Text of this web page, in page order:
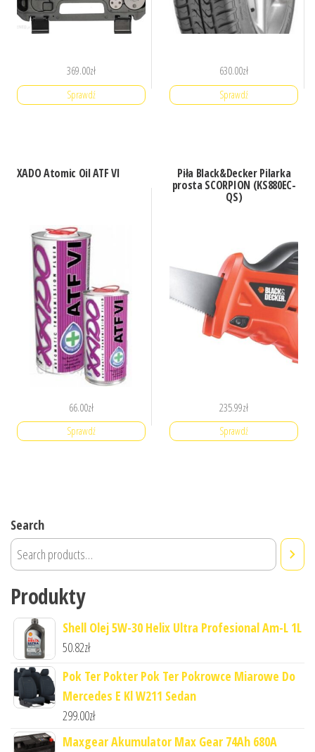
369.00zł
Sprawdź
630.00zł
Sprawdź
XADO Atomic Oil ATF VI
66.00zł
Sprawdź
Piła Black&Decker Pilarka
prosta SCORPION (KS880EC-
QS)
235.99zł
Sprawdź
Search
Produkty
Shell Olej 5W-30 Helix Ultra Profesional Am-L 1L
50.82zł
Pok Ter Pokter Pok Ter Pokrowce Miarowe Do
Mercedes E Kl W211 Sedan
299.00zł
Maxgear Akumulator Max Gear 74Ah 680A